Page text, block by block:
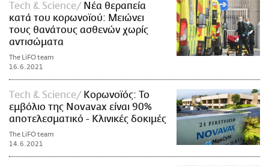
Τech & Science
Νέα θεραπεία
κατά του κορωνοϊού: Μειώνει
τους θανάτους ασθενών χωρίς
αντισώματα
The LiFO team
16.6.2021
Τech & Science
Κορωνοϊός: Το
εμβόλιο της Νovavax είναι 90%
αποτελεσματικό - Κλινικές δοκιμές
The LiFO team
14.6.2021